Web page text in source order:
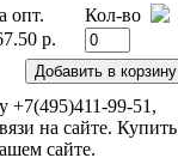
опт.
Кол-во
р.
+7(495)411-99-51,
на сайте. Купить
сайте.